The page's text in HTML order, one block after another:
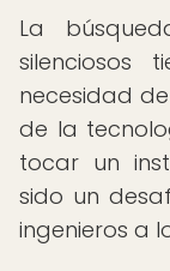
La
silenciosos
necesidad
de la
tocar un
sido un
ingenieros a